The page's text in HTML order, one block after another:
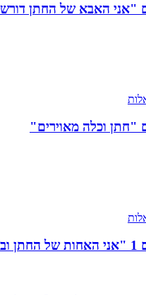
"אני האבא של החתן
"חתן וכלה מאוירים"
חולצה לחתונה דגם 1 "אני האחות של